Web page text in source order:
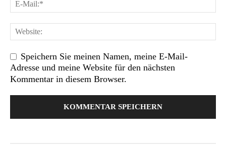
Speichern Sie meinen Namen, meine E-Mail-
Adresse und meine Website für den nächsten
Kommentar in diesem Browser.